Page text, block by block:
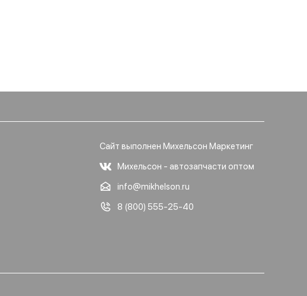
Сайт выполнен Михельсон Маркетинг
Михельсон - автозапчасти оптом
info@mikhelson.ru
8 (800) 555-25-40